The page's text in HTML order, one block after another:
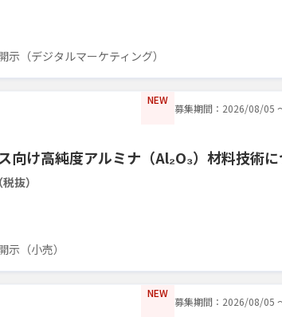
示（デジタルマーケティング）
NEW
募集期間：2026/08/05
向け高純度アルミナ（Al₂O₃）材料技術
抜）
示（小売）
NEW
募集期間：2026/08/05